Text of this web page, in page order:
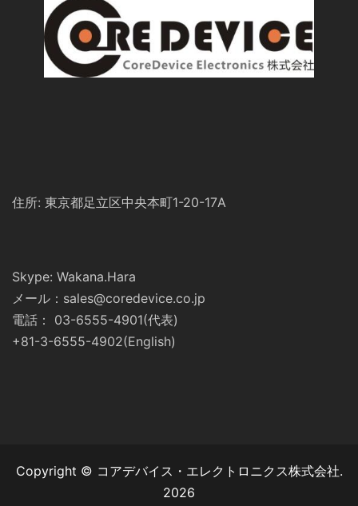
住所: 東京都足立区中央本町1-20-17A
Skype: Wakana.Hara
メール：sales@coredevice.co.jp
電話： 03-6555-4901(代表)
+81-3-6555-4902(English)
Copyright © コアデバイス・エレクトロニクス株式会社.
2026